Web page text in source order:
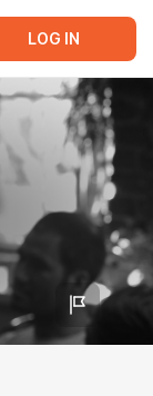
LOG IN